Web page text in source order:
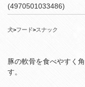
(4970501033486)
犬>フード>スナック
豚の軟骨を食べやすく
す。